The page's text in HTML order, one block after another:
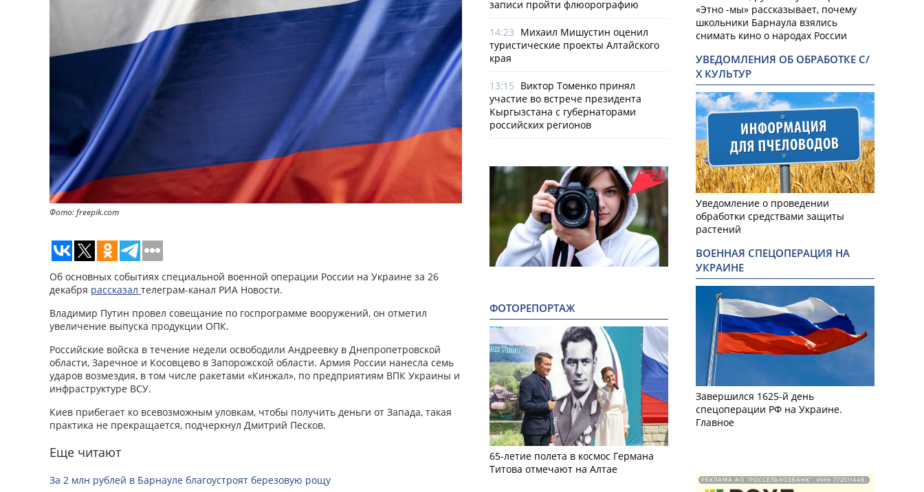
Фото: freepik.com
Об основных событиях специальной военной операции России на Украине за 26
декабря рассказал телеграм-канал РИА Новости.
Владимир Путин провел совещание по госпрограмме вооружений, он отметил
увеличение выпуска продукции ОПК.
Российские войска в течение недели освободили Андреевку в Днепропетровской
области, Заречное и Косовцево в Запорожской области. Армия России нанесла семь
ударов возмездия, в том числе ракетами «Кинжал», по предприятиям ВПК Украины и
инфраструктуре ВСУ.
Киев прибегает ко всевозможным уловкам, чтобы получить деньги от Запада, такая
практика не прекращается, подчеркнул Дмитрий Песков.
Еще читают
За 2 млн рублей в Барнауле благоустроят березовую рощу
записи пройти флюорографию
14:23 Михаил Мишустин оценил
туристические проекты Алтайского
края
13:15 Виктор Томенко принял
участие во встрече президента
Кыргызстана с губернаторами
российских регионов
ФОТОРЕПОРТАЖ
65-летие полета в космос Германа
Титова отмечают на Алтае
«Этно -мы» рассказывает, почему
школьники Барнаула взялись
снимать кино о народах России
УВЕДОМЛЕНИЯ ОБ ОБРАБОТКЕ С/
Х КУЛЬТУР
Уведомление о проведении
обработки средствами защиты
растений
ВОЕННАЯ СПЕЦОПЕРАЦИЯ НА
УКРАИНЕ
Завершился 1625-й день
спецоперации РФ на Украине.
Главное
РЕКЛАМА АО "РОССЕЛЬХОЗБАНК". ИНН 772511448.